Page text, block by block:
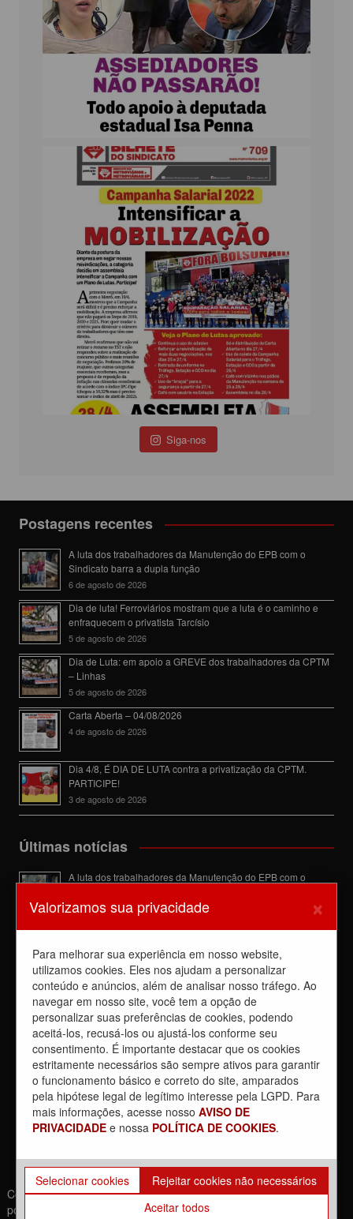
Siga-nos
Postagens recentes
A luta dos trabalhadores da Manutenção do EPB com o
Sindicato barra a dupla função
6 de agosto de 2026
Dia de luta! Ferroviários mostram que a luta é o caminho e
enfraquecem o privatista Tarcísio
5 de agosto de 2026
Dia de Luta: em apoio a GREVE dos trabalhadores da CPTM
– Linhas
5 de agosto de 2026
Carta Aberta – 04/08/2026
4 de agosto de 2026
Dia 4/8, É DIA DE LUTA contra a privatização da CPTM.
PARTICIPE!
3 de agosto de 2026
Últimas notícias
A luta dos trabalhadores da Manutenção do EPB com o
6 de agosto de 2026
Dia de luta! Ferroviários mostram que a luta é o caminho e
5 de agosto de 2026
Dia 4/8, É DIA DE LUTA contra a privatização da CPTM.
PARTICIPE!
3 de agosto de 2026
Reunião com Manutenção do EPB, com a Inspeção de Via e
com a chefia da área
31 de julho de 2026
Sobre a REUNIÃO entre o Sindicato e o Metrus
30 de julho de 2026
Copyrights © 2021. Todos os direitos reservados. | Desenvolvido
por: Movimento Br
Valorizamos sua privacidade ×
Para melhorar sua experiência em nosso website,
utilizamos cookies. Eles nos ajudam a personalizar
conteúdo e anúncios, além de analisar nosso tráfego. Ao
navegar em nosso site, você tem a opção de
personalizar suas preferências de cookies, podendo
aceitá-los, recusá-los ou ajustá-los conforme seu
consentimento. É importante destacar que os cookies
estritamente necessários são sempre ativos para garantir
o funcionamento básico e correto do site, amparados
pela hipótese legal de legítimo interesse pela LGPD. Para
mais informações, acesse nosso AVISO DE
PRIVACIDADE e nossa POLÍTICA DE COOKIES.
Selecionar cookies
Rejeitar cookies não necessários
Aceitar todos